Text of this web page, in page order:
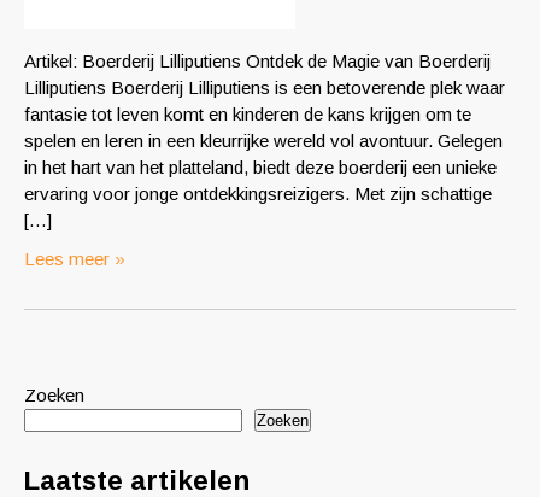
Artikel: Boerderij Lilliputiens Ontdek de Magie van Boerderij
Lilliputiens Boerderij Lilliputiens is een betoverende plek waar
fantasie tot leven komt en kinderen de kans krijgen om te
spelen en leren in een kleurrijke wereld vol avontuur. Gelegen
in het hart van het platteland, biedt deze boerderij een unieke
ervaring voor jonge ontdekkingsreizigers. Met zijn schattige
[…]
Lees meer »
Zoeken
Zoeken
Laatste artikelen